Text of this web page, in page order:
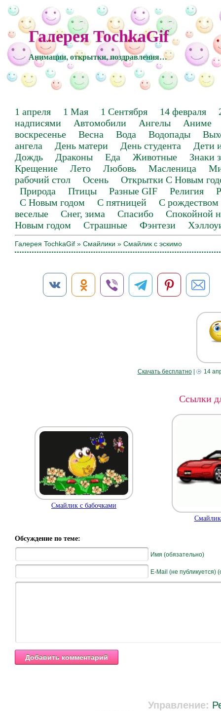
Галерея TochkaGif
Анимации, открытки, поздравления…
1 апреля 1 Мая 1 Сентября 14 февраля
надписями
Автомобили Ангелы
Аниме
воскресенье
Весна Вода Водопады
ангела
День матери День студента
Дети
Дождь
Драконы Еда Животные
Знаки
Крещение
Лето Любовь Масленица
рабочий стол
Осень
Открытки С Новым
Природа
Птицы Разные GIF Религия
С Новым годом
С пятницей
С рождеством
веселые
Снег, зима Спасибо
Спокойной
Новым годом
Страшные Фэнтези
Галерея TochkaGif » Смайлики » Смайлик с эскимо
Скачать бесплатно| 14
Ссылки
Смайлик с бабочками
Смайлик
Обсуждение по теме:
Имя (обязательно)
E-Mail (не публикуется)
Управление: